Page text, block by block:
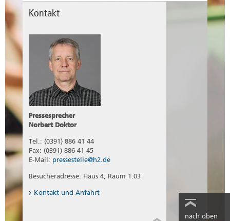
Kontakt
Pressesprecher
Norbert Doktor
Tel.: (0391) 886 41 44
Fax: (0391) 886 41 45
E-Mail: pressestelle@h2.de
Besucheradresse: Haus 4, Raum 1.03
Kontakt und Anfahrt
nach oben